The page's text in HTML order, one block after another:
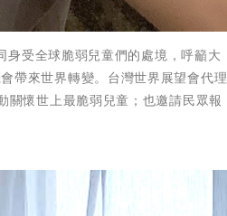
受全球脆弱兒童們的處境，呼籲大
帶來世界轉變。台灣世界展望會代理
關懷世上最脆弱兒童；也邀請民眾報